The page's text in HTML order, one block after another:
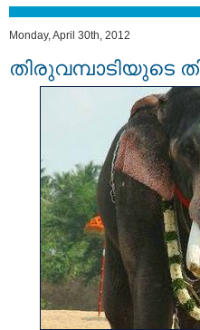
Monday, April 30th, 2012
തിരുവമ്പാടിയുടെ